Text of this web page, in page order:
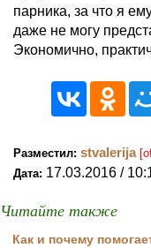
парника, за что я
даже не могу
Экономично,
Разместил: stvalerija
Дата: 17.03.2016 /
Читайте также
Как и почему